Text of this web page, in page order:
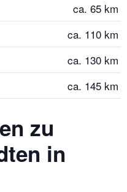
ca. 65 km
ca. 110 km
ca. 130 km
ca. 145 km
zu
in